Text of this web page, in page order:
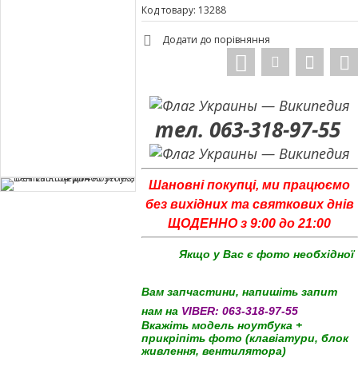
Код товару: 13288
Додати до порівняння
тел. 063-318-97-55
Шановні покупці, ми працюємо
без вихідних та святкових днів
ЩОДЕННО з 9:00 до 21:00
Якщо у Вас є фото необхідної
Вам запчастини, напишіть запит
нам на VIBER: 063-318-97-55
Вкажіть модель ноутбука +
прикріпіть фото (клавіатури, блок
живлення, вентилятора)